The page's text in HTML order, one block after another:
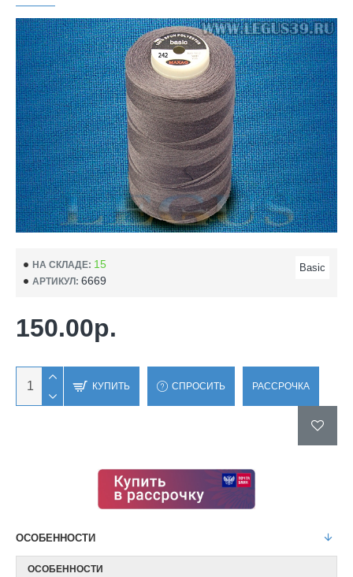
НА СКЛАДЕ: 15
АРТИКУЛ: 6669
Basic
150.00р.
КУПИТЬ СПРОСИТЬ РАССРОЧКА
ОСОБЕННОСТИ
ОСОБЕННОСТИ